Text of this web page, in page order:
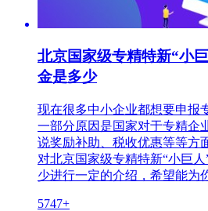
北京国家级专精特新“小
金是多少
现在很多中小企业都想要申报
一部分原因是国家对于专精企
说奖励补助、税收优惠等等方
对北京国家级专精特新“小巨
少进行一定的介绍，希望能为
5747+